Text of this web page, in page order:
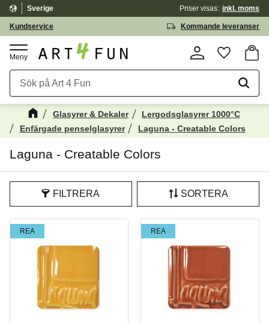
Meny
Kundservice Kommande leveranser
Sverige Priser visas inkl. moms
Glasyrer & Dekaler
Lergodsglasyrer 1000°C
Enfärgade penselglasyrer
Laguna - Creatable Colors
Laguna - Creatable Colors
FILTRERA SORTERA
REA REA